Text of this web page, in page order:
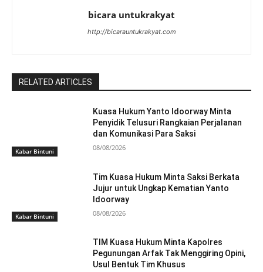
bicara untukrakyat
http://bicarauntukrakyat.com
RELATED ARTICLES
Kabar Bintuni
Kuasa Hukum Yanto Idoorway Minta
Penyidik Telusuri Rangkaian Perjalanan
dan Komunikasi Para Saksi
08/08/2026
Kabar Bintuni
Tim Kuasa Hukum Minta Saksi Berkata
Jujur untuk Ungkap Kematian Yanto
Idoorway
08/08/2026
TIM Kuasa Hukum Minta Kapolres
Pegunungan Arfak Tak Menggiring Opini,
Usul Bentuk Tim Khusus